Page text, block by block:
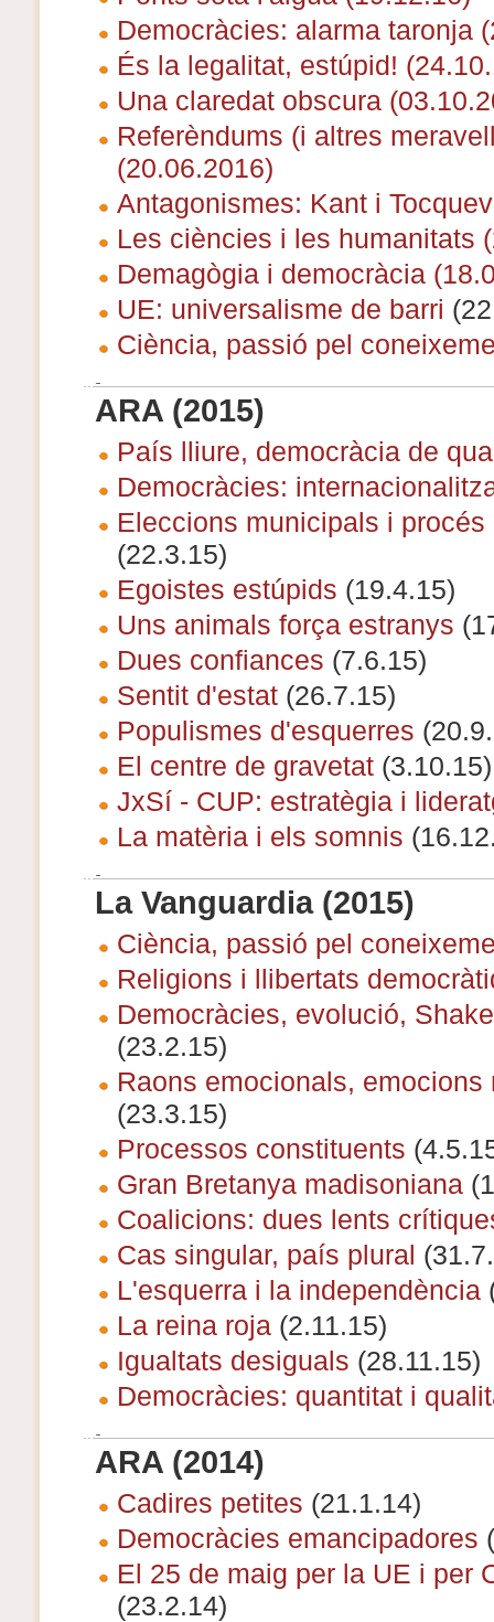
Democràcies: alarma taronja
És la legalitat, estúpid!
Una claredat obscura
Referèndums (i altres
(20.06.2016)
Antagonismes: Kant i
Les ciències i les humanitats
Demagògia i democràcia
UE: universalisme de barri
Ciència, passió pel
ARA (2015)
País lliure, democràcia de
Democràcies:
Eleccions municipals i procés
(22.3.15)
Egoistes estúpids (19.4.15)
Uns animals força estranys
Dues confiances (7.6.15)
Sentit d'estat(26.7.15)
Populismes d'esquerres
El centre de gravetat(3.10.15)
JxSí - CUP: estratègia i
La matèria i els somnis
La Vanguardia (2015)
Ciència, passió pel
Religions i llibertats
Democràcies, evolució,
(23.2.15)
Raons emocionals, emocions
(23.3.15)
Processos constituents
Gran Bretanya madisoniana
Coalicions: dues lents
Cas singular, país plural
L'esquerra i la independència
La reina roja(2.11.15)
Igualtats desiguals (28.11.15)
Democràcies: quantitat i
ARA (2014)
Cadires petites (21.1.14)
Democràcies emancipadores
El 25 de maig per la UE i per
(23.2.14)